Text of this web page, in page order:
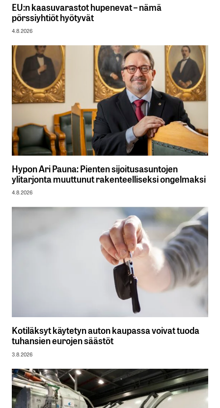
EU:n kaasuvarastot hupenevat – nämä
pörssiyhtiöt hyötyvät
4.8.2026
Hypon Ari Pauna: Pienten sijoitusasuntojen
ylitarjonta muuttunut rakenteelliseksi ongelmaksi
4.8.2026
Kotiläksyt käytetyn auton kaupassa voivat tuoda
tuhansien eurojen säästöt
3.8.2026